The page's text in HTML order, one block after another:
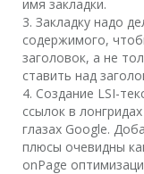
имя закладки.
3. Закладку надо
содержимого,
заголовок, а не
ставить над
4. Cоздание LSI-
ссылок в
глазах Google.
плюсы очевидны
onPage